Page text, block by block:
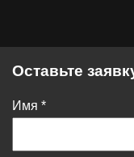
Оставьте
Имя *